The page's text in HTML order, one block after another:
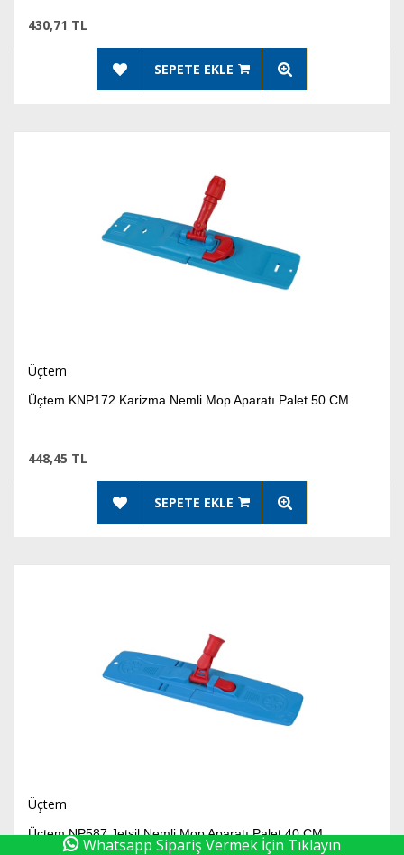
430,71 TL
SEPETE EKLE
Üçtem
Üçtem KNP172 Karizma Nemli Mop Aparatı Palet 50 CM
448,45 TL
SEPETE EKLE
Üçtem
Üçtem NP587 Jetsil Nemli Mop Aparatı Palet 40 CM
Whatsapp Sipariş Vermek İçin Tıklayın